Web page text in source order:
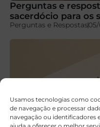
Usamos tecnologias como
de navegação e processar
navegação ou identificadores
Perguntas e
sacerdócio para os
Perguntas e Respostas